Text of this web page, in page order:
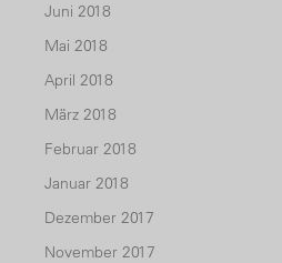
Juni 2018
Mai 2018
April 2018
März 2018
Februar 2018
Januar 2018
Dezember 2017
November 2017